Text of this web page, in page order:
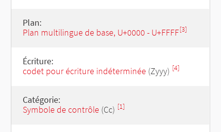
Plan:
Plan multilingue de base, U+0000 - U+FFFF[3]
Écriture:
codet pour écriture indéterminée (Zyyy) [4]
Catégorie:
Symbole de contrôle (Cc) [1]